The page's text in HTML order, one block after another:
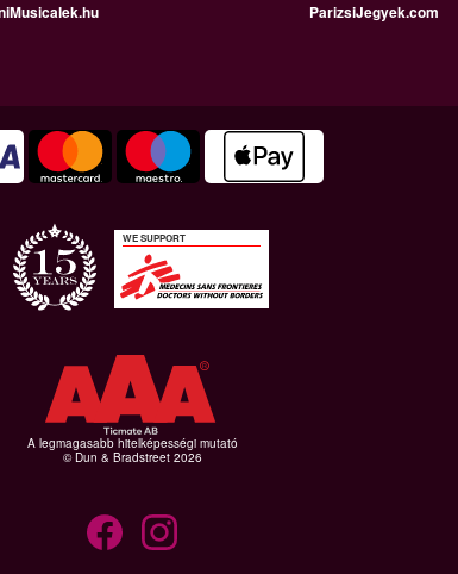
ParizsiJegyek.com
WE SUPPORT
A legmagasabb hitelképességi mutató
© Dun & Bradstreet 2026